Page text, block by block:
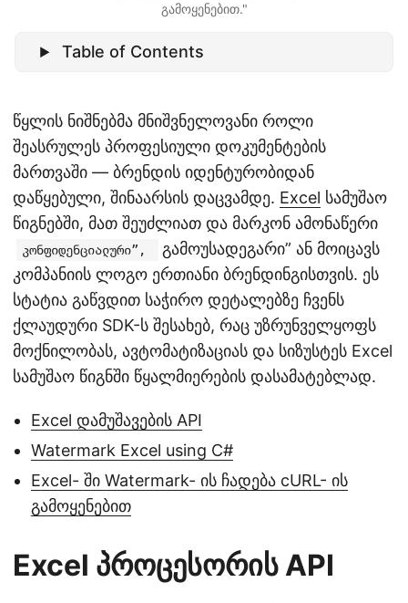
გამოყენებით."
Table of Contents
წყლის ნიშნებმა მნიშვნელოვანი როლი
შეასრულეს პროფესიული დოკუმენტების
მართვაში — ბრენდის იდენტურობიდან
დაწყებული, შინაარსის დაცვამდე. Excel სამუშაო
წიგნებში, მათ შეუძლიათ და მარკონ ამონაწერი
კონფიდენციალური”,
გამოუსადეგარი” ან მოიცავს
კომპანიის ლოგო ერთიანი ბრენდინგისთვის. ეს
სტატია გაწვდით საჭირო დეტალებზე ჩვენს
ქლაუდური SDK-ს შესახებ, რაც უზრუნველყოფს
მოქნილობას, ავტომატიზაციას და სიზუსტეს Excel
სამუშაო წიგნში წყალმიერების დასამატებლად.
Excel დამუშავების API
Watermark Excel using C#
Excel- ში Watermark- ის ჩადება cURL- ის
გამოყენებით
Excel პროცესორის API